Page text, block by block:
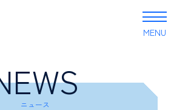
MENU
ニュース